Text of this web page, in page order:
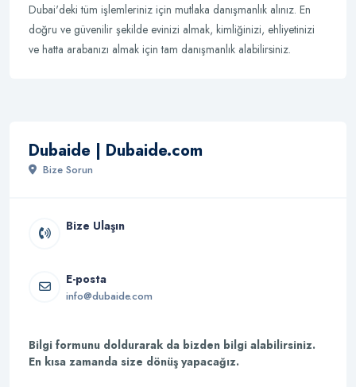
Dubai'deki tüm işlemleriniz için mutlaka danışmanlık alınız. En
doğru ve güvenilir şekilde evinizi almak, kimliğinizi, ehliyetinizi
ve hatta arabanızı almak için tam danışmanlık alabilirsiniz.
Dubaide | Dubaide.com
Bize Sorun
Bize Ulaşın
E-posta
info@dubaide.com
Bilgi formunu doldurarak da bizden bilgi alabilirsiniz.
En kısa zamanda size dönüş yapacağız.